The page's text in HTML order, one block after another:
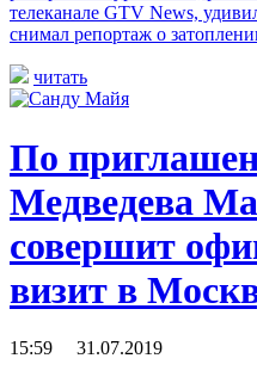
телеканале GTV News,
снимал репортаж о
читать
По
Медведева
совершит
визит в
15:59 31.07.2019